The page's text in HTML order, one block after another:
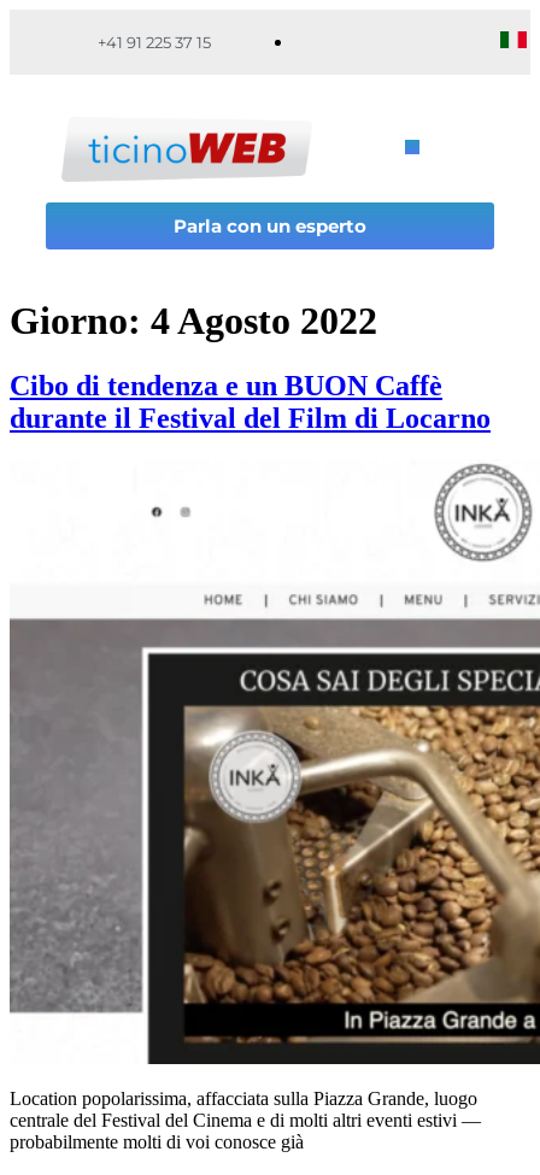
+41 91 225 37 15
Parla con un esperto
Giorno: 4 Agosto 2022
Cibo di tendenza e un BUON Caffè
durante il Festival del Film di Locarno
Location popolarissima, affacciata sulla Piazza Grande, luogo
centrale del Festival del Cinema e di molti altri eventi estivi —
probabilmente molti di voi conosce già